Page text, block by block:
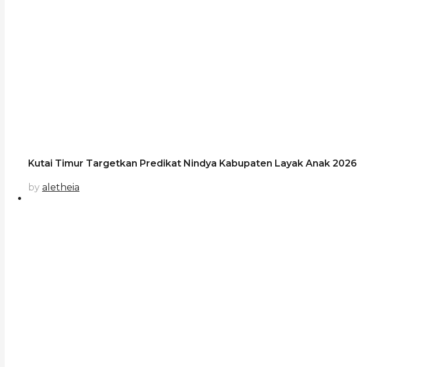
Kutai Timur Targetkan Predikat Nindya Kabupaten Layak Anak 2026
by aletheia